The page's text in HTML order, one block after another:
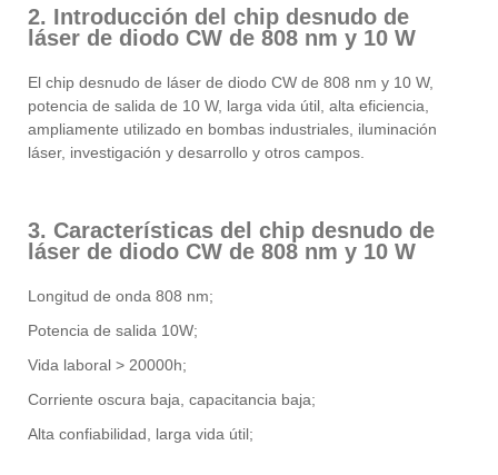
2. Introducción del chip desnudo de
láser de diodo CW de 808 nm y 10 W
El chip desnudo de láser de diodo CW de 808 nm y 10 W,
potencia de salida de 10 W, larga vida útil, alta eficiencia,
ampliamente utilizado en bombas industriales, iluminación
láser, investigación y desarrollo y otros campos.
3. Características del chip desnudo de
láser de diodo CW de 808 nm y 10 W
Longitud de onda 808 nm;
Potencia de salida 10W;
Vida laboral > 20000h;
Corriente oscura baja, capacitancia baja;
Alta confiabilidad, larga vida útil;